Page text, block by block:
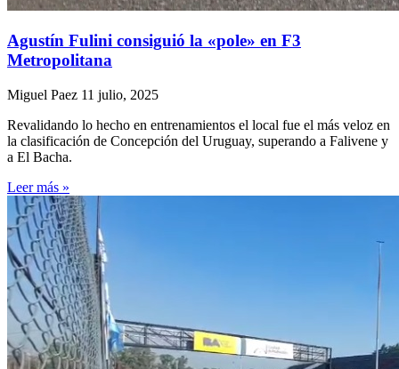
Agustín Fulini consiguió la «pole» en F3
Metropolitana
Miguel Paez 11 julio, 2025
Revalidando lo hecho en entrenamientos el local fue el más veloz en
la clasificación de Concepción del Uruguay, superando a Falivene y
a El Bacha.
Leer más »